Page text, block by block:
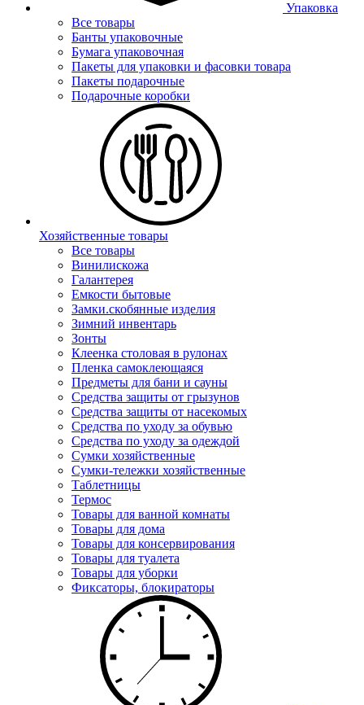
Упаковка
Все товары
Банты упаковочные
Бумага упаковочная
Пакеты для упаковки и фасовки товара
Пакеты подарочные
Подарочные коробки
Хозяйственные товары
Все товары
Винилискожа
Галантерея
Емкости бытовые
Замки.скобянные изделия
Зимний инвентарь
Зонты
Клеенка столовая в рулонах
Пленка самоклеющаяся
Предметы для бани и сауны
Средства защиты от грызунов
Средства защиты от насекомых
Средства по уходу за обувью
Средства по уходу за одеждой
Сумки хозяйственные
Сумки-тележки хозяйственные
Таблетницы
Термос
Товары для ванной комнаты
Товары для дома
Товары для консервирования
Товары для туалета
Товары для уборки
Фиксаторы, блокираторы